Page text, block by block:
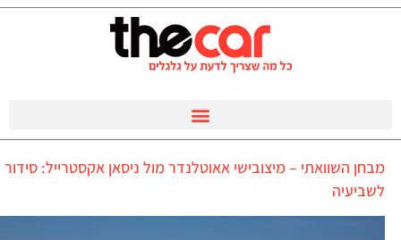
מבחן השוואתי – מיצובישי אאוטלנדר מול ניסאן אקסטרייל: סידור
לשביעיה